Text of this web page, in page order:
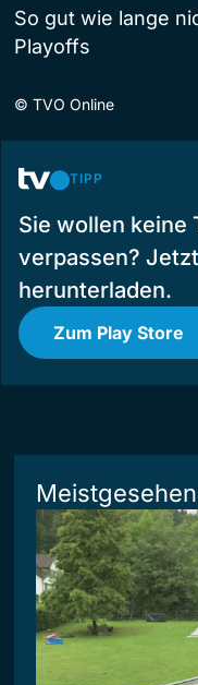
So gut wie lange
Playoffs
© TVO Online
TIPP
Sie wollen keine
verpassen?
herunterladen.
Zum Play Store
Meistgesehen